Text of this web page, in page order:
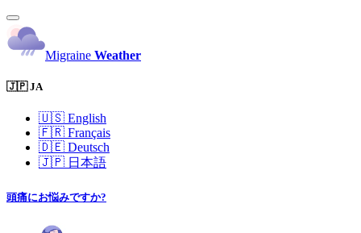
Migraine Weather
🇯🇵 JA
🇺🇸 English
🇫🇷 Français
🇩🇪 Deutsch
🇯🇵 日本語
頭痛にお悩みですか?